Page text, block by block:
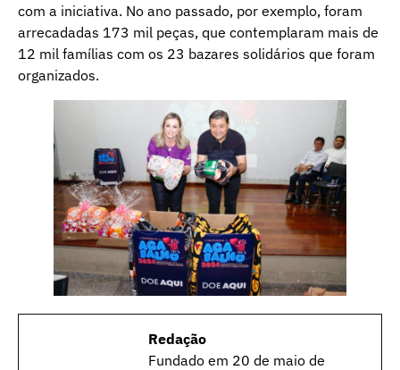
com a iniciativa. No ano passado, por exemplo, foram
arrecadadas 173 mil peças, que contemplaram mais de
12 mil famílias com os 23 bazares solidários que foram
organizados.
Redação
Fundado em 20 de maio de